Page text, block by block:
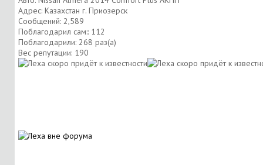
Адрес: Казахстан г. Приозерск
Сообщений: 2,589
Поблагодарил сам:: 112
Поблагодарили: 268 раз(а)
Вес репутации: 190